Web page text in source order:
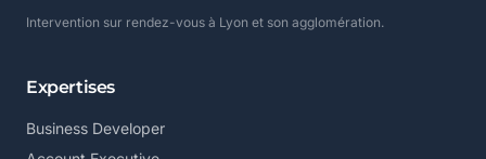
Intervention sur rendez-vous à Lyon et son agglomération.
Expertises
Business Developer